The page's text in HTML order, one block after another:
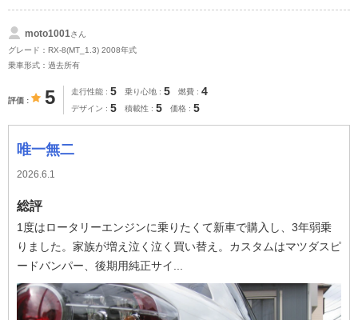
moto1001さん
グレード：RX-8(MT_1.3) 2008年式
乗車形式：過去所有
評価 5 走行性能 5 乗り心地 5 燃費 4
デザイン 5 積載性 5 価格 5
唯一無二
2026.6.1
総評
1度はロータリーエンジンに乗りたくて新車で購入し、3年弱乗
りました。家族が増え泣く泣く買い替え。カスタムはマツダスピ
ードバンパー、後期用純正サイ...